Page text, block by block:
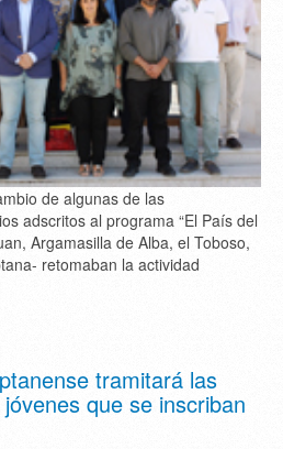
de algunas de las
adscritos al programa “El País del
Argamasilla de Alba, el Toboso,
retomaban la actividad
tramitará las
que se inscriban